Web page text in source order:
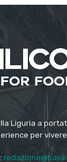
Liguria a
per